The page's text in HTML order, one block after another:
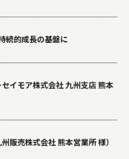
続的成長の基盤に
イモア株式会社 九州支店 熊本
販売株式会社 熊本営業所 様）